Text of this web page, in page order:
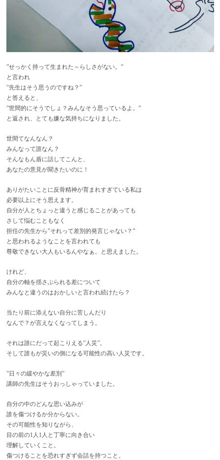
”せっかく持って生まれた～らしさがない。”
と言われ
”先生はそう思うのですね？”
と答えると、
”世間的にそうでしょ？みんなそう思っているよ。”
と返され、とても嫌な気持ちになりました。
世間てなんなん？
みんなって誰なん？
そんなもん盾に話してこんと、
あなたの意見が聞きたいのに！
ありがたいことに反骨精神が育まれすぎている私は
必要以上にそう思えます。
自分が人とちょっと違うと感じることがあっても
さして悩むこともなく
担任の先生から”それって差別的発言じゃない？”
と思われるようなことを言われても
尊敬できない大人もいるんやなぁ。と思えました。
けれど、
自分の軸を揺さぶられる差について
みんなと違うのはおかしいと言われ続けたら？
当たり前に添えない自分に苦しんだり
なんで？が言えなくなってしまう。
それは誰にだって起こりえる”人災”。
そして誰もが災いの側になる可能性の高い人災です。
”日々の緩やかな差別”
講師の先生はそうおっしゃっていました。
自分の中のどんな思い込みが
誰を傷つけるか分からない。
その可能性を知りながら、
目の前の1人1人と丁寧に向き合い
理解していくこと。
傷つけることを恐れすぎず会話を持つこと。